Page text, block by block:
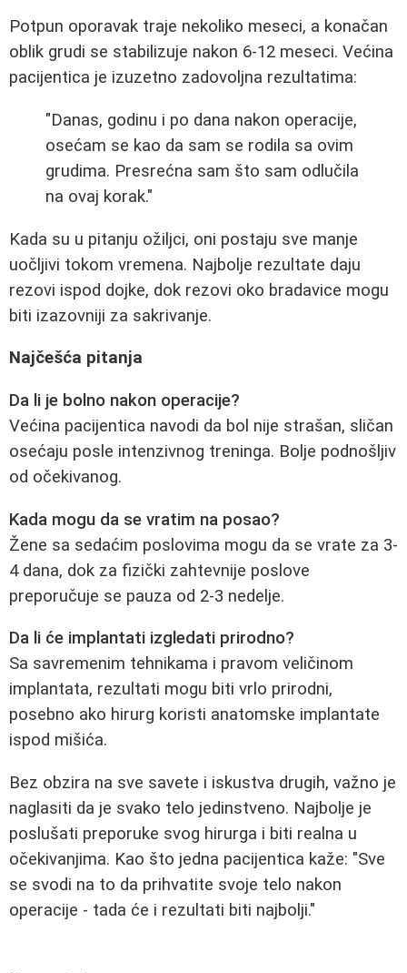
Potpun oporavak traje nekoliko meseci, a konačan
oblik grudi se stabilizuje nakon 6-12 meseci. Većina
pacijentica je izuzetno zadovoljna rezultatima:
"Danas, godinu i po dana nakon operacije,
osećam se kao da sam se rodila sa ovim
grudima. Presrećna sam što sam odlučila
na ovaj korak."
Kada su u pitanju ožiljci, oni postaju sve manje
uočljivi tokom vremena. Najbolje rezultate daju
rezovi ispod dojke, dok rezovi oko bradavice mogu
biti izazovniji za sakrivanje.
Najčešća pitanja
Da li je bolno nakon operacije?
Većina pacijentica navodi da bol nije strašan, sličan
osećaju posle intenzivnog treninga. Bolje podnošljiv
od očekivanog.
Kada mogu da se vratim na posao?
Žene sa sedaćim poslovima mogu da se vrate za 3-
4 dana, dok za fizički zahtevnije poslove
preporučuje se pauza od 2-3 nedelje.
Da li će implantati izgledati prirodno?
Sa savremenim tehnikama i pravom veličinom
implantata, rezultati mogu biti vrlo prirodni,
posebno ako hirurg koristi anatomske implantate
ispod mišića.
Bez obzira na sve savete i iskustva drugih, važno je
naglasiti da je svako telo jedinstveno. Najbolje je
poslušati preporuke svog hirurga i biti realna u
očekivanjima. Kao što jedna pacijentica kaže: "Sve
se svodi na to da prihvatite svoje telo nakon
operacije - tada će i rezultati biti najbolji."